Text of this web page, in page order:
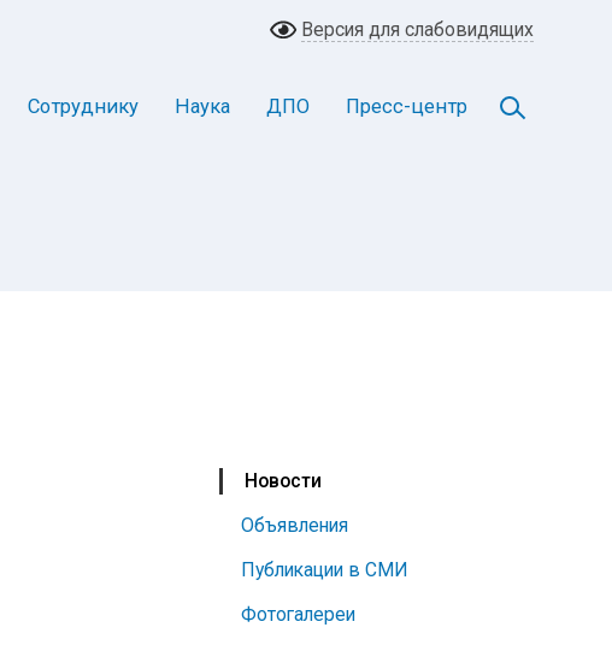
Версия для слабовидящих
Сотруднику Наука ДПО Пресс-центр
Новости
Объявления
Публикации в СМИ
Фотогалереи